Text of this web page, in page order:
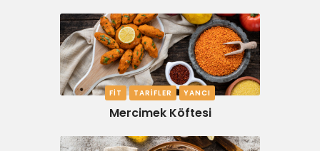
FIT TARIFLER YANCI
Mercimek Köftesi